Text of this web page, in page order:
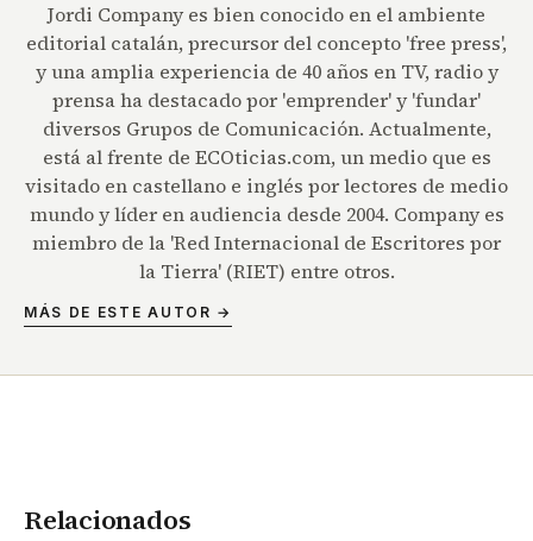
Jordi Company es bien conocido en el ambiente
editorial catalán, precursor del concepto 'free press',
y una amplia experiencia de 40 años en TV, radio y
prensa ha destacado por 'emprender' y 'fundar'
diversos Grupos de Comunicación. Actualmente,
está al frente de ECOticias.com, un medio que es
visitado en castellano e inglés por lectores de medio
mundo y líder en audiencia desde 2004. Company es
miembro de la 'Red Internacional de Escritores por
la Tierra' (RIET) entre otros.
MÁS DE ESTE AUTOR →
Relacionados